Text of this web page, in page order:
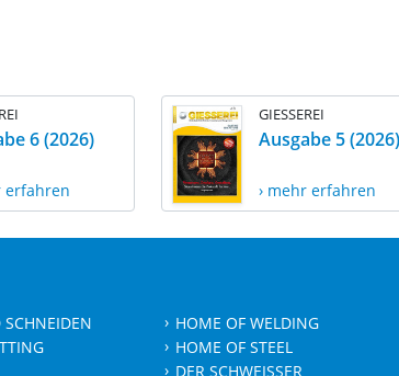
6 (2026)
erfahren
GIESSEREI
Ausgabe 5 (2026)
› mehr erfahren
HOME OF WELDING
HOME OF STEEL
DER SCHWEISSER